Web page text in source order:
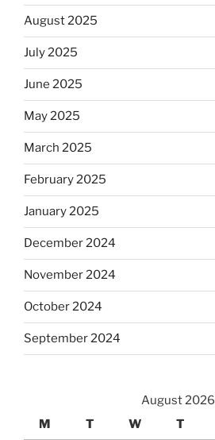
August 2025
July 2025
June 2025
May 2025
March 2025
February 2025
January 2025
December 2024
November 2024
October 2024
September 2024
August 2026
M
T W T